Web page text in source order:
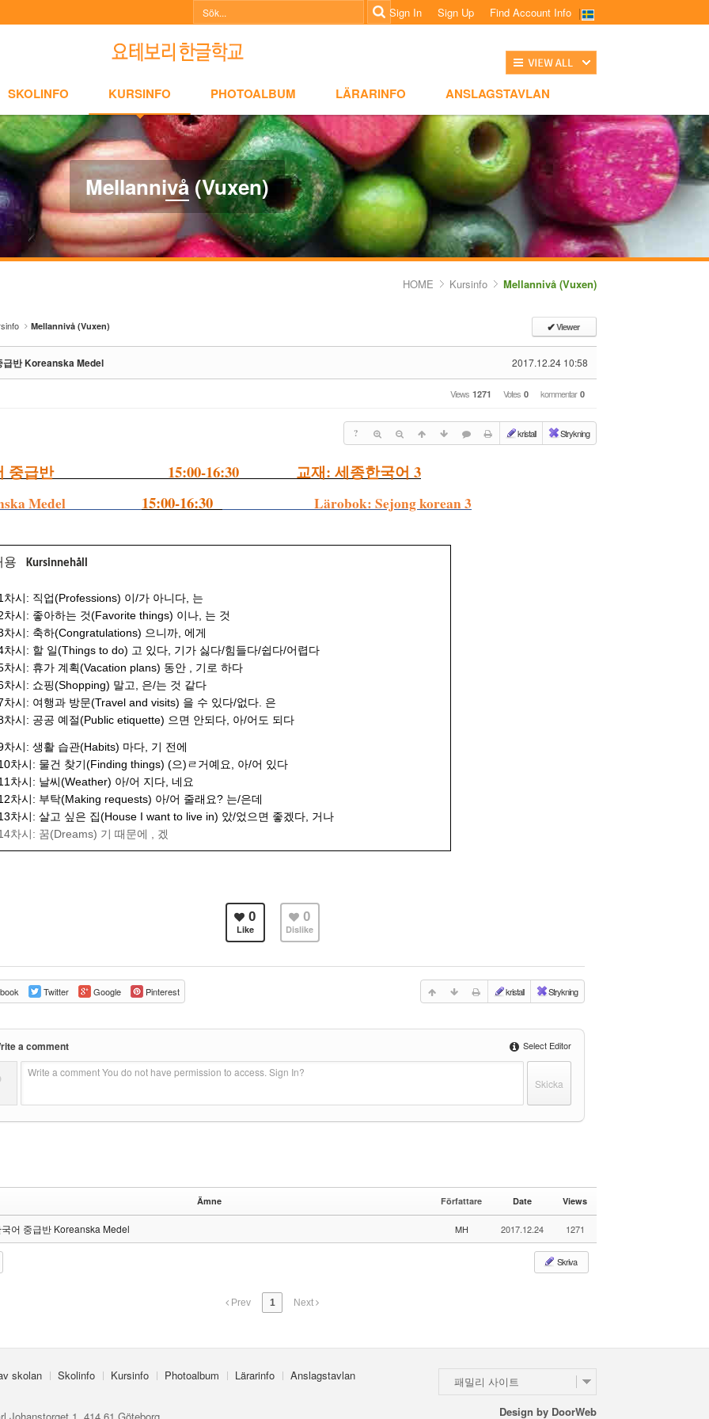
Sign In
Sign Up Find Account Info
SKOLINFO KURSINFO PHOTOALBUM LÄRARINFO ANSLAGSTAVLAN
ANSLAGSTAVLAN
Mellannivå (Vuxen)
HOME Kursinfo Mellannivå (Vuxen)
Mellannivå (Vuxen) ✔Viewer
2017.12.24 10:58
급반 Koreanska Medel
Views 1271 Votes 0 kommentar 0
? kristall Strykning
중급반 15:00-16:30 교재 : 세종한국어 3
Medel 15:00-16:30 Lärobok: Sejong korean3
용Kursinnehåll
차시: 직업(Professions) 이/가 아니다, 는
차시: 좋아하는 것(Favorite things) 이나, 는 것
차시: 축하(Congratulations) 으니까, 에게
차시: 할 일(Things to do) 고 있다, 기가 싫다/힘들다/쉽다/어렵다
차시: 휴가 계획(Vacation plans) 동안 , 기로 하다
차시: 쇼핑(Shopping) 말고, 은/는 것 같다
차시: 여행과 방문(Travel and visits) 을 수 있다/없다. 은
차시: 공공 예절(Public etiquette) 으면 안되다, 아/어도 되다
차시: 생활 습관(Habits) 마다, 기 전에
차시: 물건 찾기(Finding things) (으)ㄹ거예요, 아/어 있다
차시: 날씨(Weather) 아/어 지다, 네요
차시: 부탁(Making requests) 아/어 줄래요? 는/은데
차시: 살고 싶은 집(House I want to live in) 았/었으면 좋겠다, 거나
차시: 꿈(Dreams) 기 때문에 , 겠
0
Like
0
Dislike
Twitter Google Pinterest kristall Strykning
a comment Select Editor
Write a comment You do not have permission to access. Sign In?
Ämne Författare Date Views
국어 중급반 Koreanska Medel MH 2017.12.24 1271
Skriva
Prev 1 Next
skolan Skolinfo Kursinfo Photoalbum Lärarinfo Anslagstavlan
패밀리 사이트
Design by DoorWeb